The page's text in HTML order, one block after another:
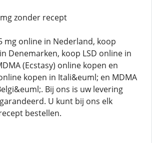
zonder recept
mg online in Nederland, koop
Denemarken, koop LSD online in
(Ecstasy) online kopen en
kopen in Itali&euml; en MDMA
Bij ons is uw levering
U kunt bij ons elk
bestellen.